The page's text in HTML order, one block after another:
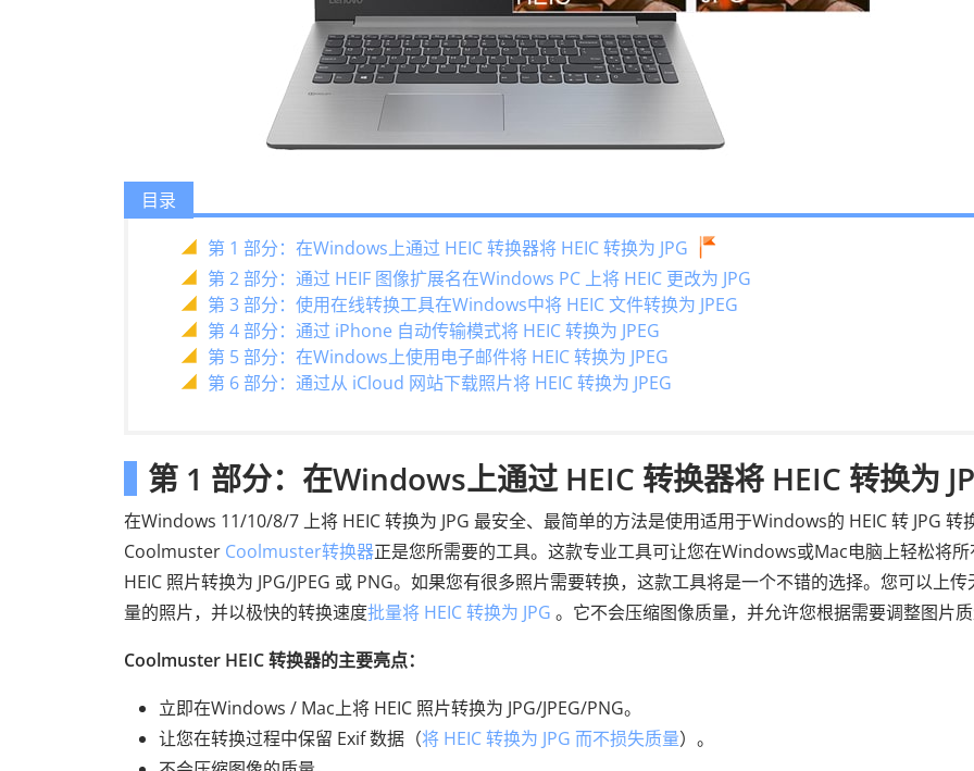
目录
第 1 部分：在Windows上通过 HEIC 转换器将 HEIC 转换为 JPG
第 2 部分：通过 HEIF 图像扩展名在Windows PC 上将 HEIC 更改为 JPG
第 3 部分：使用在线转换工具在Windows中将 HEIC 文件转换为 JPEG
第 4 部分：通过 iPhone 自动传输模式将 HEIC 转换为 JPEG
第 5 部分：在Windows上使用电子邮件将 HEIC 转换为 JPEG
第 6 部分：通过从 iCloud 网站下载照片将 HEIC 转换为 JPEG
第 1 部分：在Windows上通过 HEIC 转换器将 HEIC 转换为
在Windows 11/10/8/7 上将 HEIC 转换为 JPG 最安全、最简单的方法是使用适用于Windows的 HEIC 转 JPG 转
Coolmuster Coolmuster转换器正是您所需要的工具。这款专业工具可让您在Windows或Mac电脑上轻松将所
HEIC 照片转换为 JPG/JPEG 或 PNG。如果您有很多照片需要转换，这款工具将是一个不错的选择。您可以上传
量的照片，并以极快的转换速度批量将 HEIC 转换为 JPG 。它不会压缩图像质量，并允许您根据需要调整图片
Coolmuster HEIC 转换器的主要亮点：
立即在Windows / Mac上将 HEIC 照片转换为 JPG/JPEG/PNG。
让您在转换过程中保留 Exif 数据（将 HEIC 转换为 JPG 而不损失质量）。